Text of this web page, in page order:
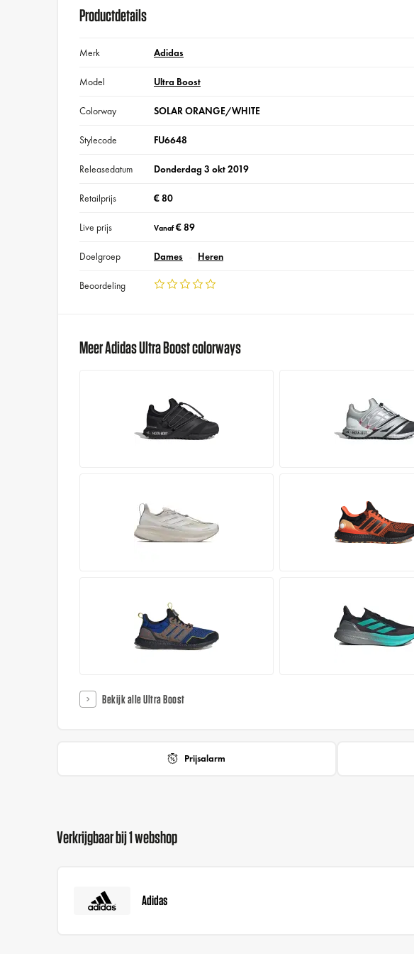
Productdetails
Merk Adidas
Model Ultra Boost
Colorway SOLAR ORANGE/WHITE
Stylecode FU6648
Releasedatum Donderdag 3 okt 2019
Retailprijs € 80
Live prijs Vanaf€ 89
Doelgroep Dames Heren
Beoordeling
Meer Adidas Ultra Boost colorways
Bekijk alle Ultra Boost
Prijsalarm
Verkrijgbaar bij 1 webshop
Adidas